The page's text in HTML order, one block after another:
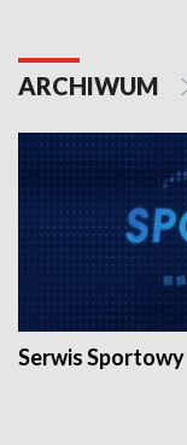
ARCHIWUM
Serwis Sportowy